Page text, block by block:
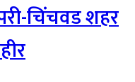
चिंचवड शहर